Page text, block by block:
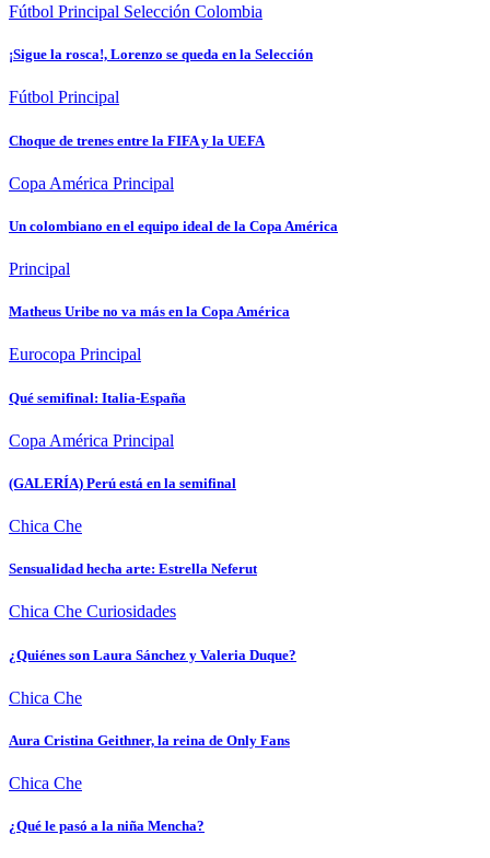
Fútbol Principal Selección Colombia
¡Sigue la rosca!, Lorenzo se queda en la Selección
Fútbol Principal
Choque de trenes entre la FIFA y la UEFA
Copa América Principal
Un colombiano en el equipo ideal de la Copa América
Principal
Matheus Uribe no va más en la Copa América
Eurocopa Principal
Qué semifinal: Italia-España
Copa América Principal
(GALERÍA) Perú está en la semifinal
Chica Che
Sensualidad hecha arte: Estrella Neferut
Chica Che Curiosidades
¿Quiénes son Laura Sánchez y Valeria Duque?
Chica Che
Aura Cristina Geithner, la reina de Only Fans
Chica Che
¿Qué le pasó a la niña Mencha?